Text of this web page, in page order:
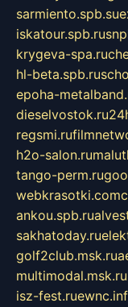
sarmiento.spb.su
iskatour.spb.ru
krygeva-spa.ru
hl-beta.spb.ru
epoha-
dieselvostok.ru
regsmi.ru
h2o-salon.ru
tango-perm.ru
webkrasotki.com
ankou.spb.ru
sakhatoday.ru
golf2club.msk.ru
multimodal.msk.ru
isz-fest.ru